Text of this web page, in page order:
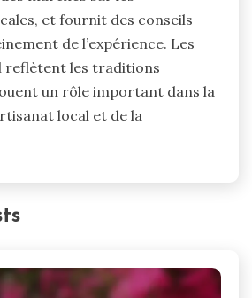
et fournit des conseils
de l’expérience. Les
reflètent les traditions
un rôle important dans la
local et de la